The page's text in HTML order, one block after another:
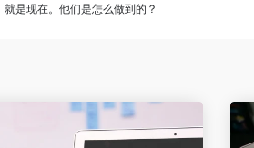
就是现在。他们是怎么做到的？